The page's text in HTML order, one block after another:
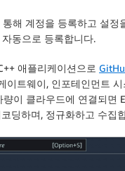
통해 계정을 등록하고 설정
동으로 등록합니다.
애플리케이션으로
트웨이, 인포테인먼트
이 클라우드에 연결되면
딩하며, 정규화하고 수집